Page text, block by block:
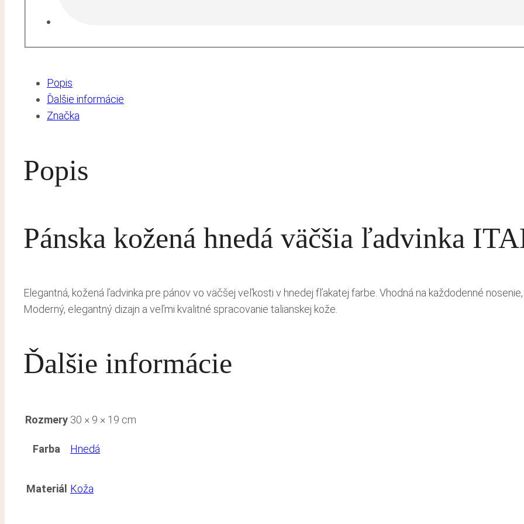
Popis
Ďalšie informácie
Značka
Popis
Pánska kožená hnedá väčšia ľadvinka
Elegantná, kožená ľadvinka pre pánov vo väčšej veľkosti v hnedej fľakatej farbe. Vhodná na každodenné
Moderný, elegantný dizajn a veľmi kvalitné spracovanie talianskej kože.
Ďalšie informácie
Rozmery 30 × 9 × 19 cm
Farba Hnedá
Materiál Koža